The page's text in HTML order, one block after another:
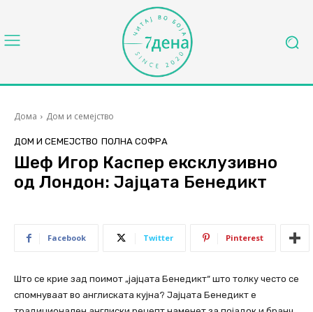
Дома Дом и семејство
ДОМ И СЕМЕЈСТВО ПОЛНА СОФРА
Шеф Игор Каспер ексклузивно
од Лондон: Јајцата Бенедикт
Facebook Twitter Pinterest
Што се крие зад поимот „јајцата Бенедикт“ што толку често се
спомнуваат во англиската кујна? Јајцата Бенедикт е